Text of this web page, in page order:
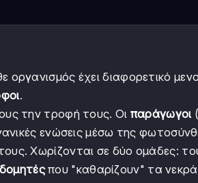
έχει διαφορετικό
.
την τροφή τους. Οι παράγωγοι
ενώσεις μέσω της
Χωρίζονται σε δύο ομάδες:
που "καθαρίζουν" τα νεκρά